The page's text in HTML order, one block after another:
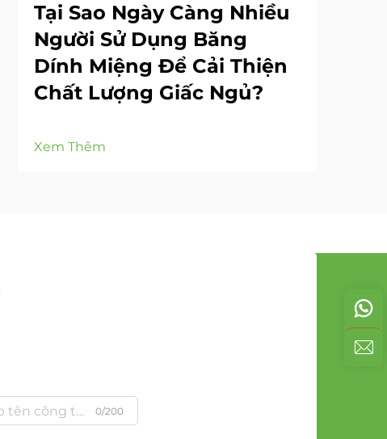
Tại Sao Ngày Càng Nhiều
Người Sử Dụng Băng
Dính Miệng Để Cải Thiện
Chất Lượng Giấc Ngủ?
Xem Thêm
0/200